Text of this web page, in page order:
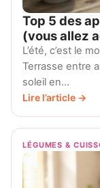
Top 5 des
(vous allez
L’été, c’est le
Terrasse entre
soleil en…
Lire l’article →
LÉGUMES &